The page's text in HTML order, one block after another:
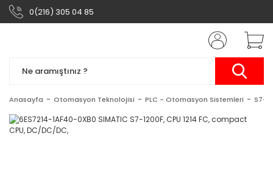
0(216) 305 04 85
Anasayfa Otomasyon Teknolojisi PLC - Otomasyon Sistemleri S7-